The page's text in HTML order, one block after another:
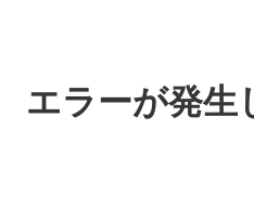
エラーが発生